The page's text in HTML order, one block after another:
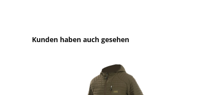
Produktgalerie überspringen
Kunden haben auch gesehen